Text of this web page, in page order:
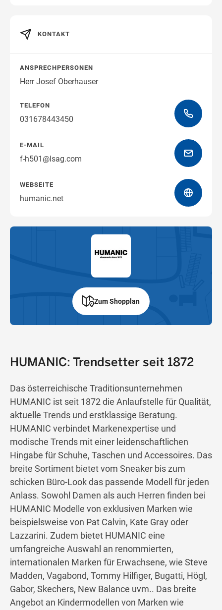
HUMANIC: Trendsetter seit 1872
Das österreichische Traditionsunternehmen
HUMANIC ist seit 1872 die Anlaufstelle für Qualität,
aktuelle Trends und erstklassige Beratung.
HUMANIC verbindet Markenexpertise und
modische Trends mit einer leidenschaftlichen
Hingabe für Schuhe, Taschen und Accessoires. Das
breite Sortiment bietet vom Sneaker bis zum
schicken Büro-Look das passende Modell für jeden
Anlass. Sowohl Damen als auch Herren finden bei
HUMANIC Modelle von exklusiven Marken wie
beispielsweise von Pat Calvin, Kate Gray oder
Lazzarini. Zudem bietet HUMANIC eine
umfangreiche Auswahl an renommierten,
internationalen Marken für Erwachsene, wie Steve
Madden, Vagabond, Tommy Hilfiger, Bugatti, Högl,
Gabor, Skechers, New Balance uvm.. Das breite
Angebot an Kindermodellen von Marken wie
KONTAKT
ANSPRECHPERSONEN
Herr Josef Oberhauser
TELEFON
031678443450
E-MAIL
f-h501@lsag.com
WEBSEITE
humanic.net
Zum Shopplan